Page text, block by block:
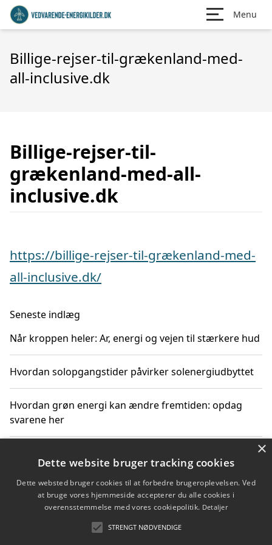
Menu
Billige-rejser-til-grækenland-med-
all-inclusive.dk
Billige-rejser-til-
grækenland-med-all-
inclusive.dk
https://billige-rejser-til-grækenland-med-
all-inclusive.dk/
Seneste indlæg
Når kroppen heler: Ar, energi og vejen til stærkere hud
Hvordan solopgangstider påvirker solenergiudbyttet
Hvordan grøn energi kan ændre fremtiden: opdag
svarene her
solenergiudnyttelse
Hvordan du får svar på energispørgsmål om
×
Dette website bruger tracking cookies
Dette websted bruger cookies til at forbedre brugeroplevelsen. Ved
at bruge vores hjemmeside accepterer du alle cookies i
overensstemmelse med vores cookiepolitik. Detaljer
STRENGT NØDVENDIGE